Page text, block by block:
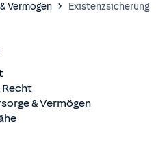
Vermögen Existenzsicherung
Recht
& Vermögen